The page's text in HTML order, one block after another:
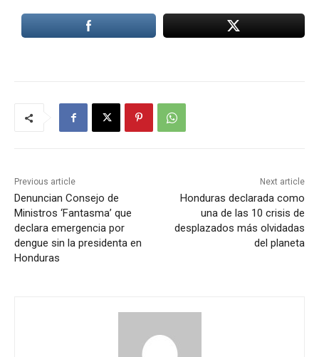
Previous article
Denuncian Consejo de
Ministros ‘Fantasma’ que
declara emergencia por
dengue sin la presidenta en
Honduras
Next article
Honduras declarada como
una de las 10 crisis de
desplazados más olvidadas
del planeta